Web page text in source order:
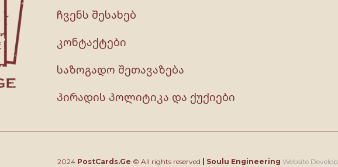
ჩვენს შესახებ
კონტაქტები
საზოგადო შეთავაზება
პირადის პოლიტიკა და ქუქიები
2024 PostCards.Ge © All rights reserved Soulu Engineering Website